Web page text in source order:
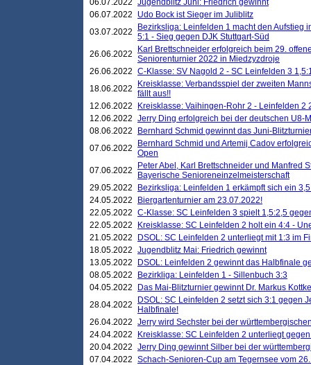
06.07.2022 Jugendblitz Juni: Friedrich gewinnt
06.07.2022
Udo Bock ist Sieger im Juliblitz
03.07.2022
Bezirksliga: Leinfelden 1 macht den Aufstieg
5:1 - Sieg gegen DJK Stuttgart-Süd
26.06.2022
Karl Brettschneider erfolgreich beim 29.
Seniorenturnier 2022 in Miedzyzdroje
26.06.2022 C-Klasse: SV Nagold 2 - SC Leinfelden 3
18.06.2022
Kreisklasse: Verbandsspiel der zweiten
fällt aus!!
12.06.2022
Kreisklasse: Vaihingen-Rohr 2 - Leinfelden 2
12.06.2022 Jerry Ding erfolgreich bei der deutschen U8-
08.06.2022
Bernhard Schmid gewinnt das Juni-
07.06.2022
Bernhard Schmid und Artemij Cadov
Open
07.06.2022
Peter Abel, Karl Brettschneider und Manfred
Bayerische Senioreneinzelmeisterschaft
29.05.2022
Bezirksliga: Leinfelden 1 erkämpft sich ein
24.05.2022
Biergartenturnier am 23.07.2022!
22.05.2022 C-Klasse: SC Leinfelden 3 spielt 1,5:2,5
22.05.2022
Kreisklasse: SC Leinfelden 2 holt ein 4:4 -
21.05.2022
DSOL: SC Leinfelden 2 unterliegt mit 1:3 im
18.05.2022 Jugendblitz Mai: Friedrich gewinnt
13.05.2022
DSOL: Leinfelden 2 gewinnt das Halbfinale
08.05.2022
Bezirkliga: Leinfelden 1 - Sillenbuch 3:3
04.05.2022
Das Mai-Blitzturnier gewinnt Dr. Markus
28.04.2022
DSOL: SC Leinfelden 2 setzt sich 3:1 gegen
Halbfinale!
26.04.2022 Jerry wird Sechster bei der
24.04.2022
Kreisklasse: SC Leinfelden 2 unterliegt
20.04.2022 Jerry Ding gewinnt Silber bei der
07.04.2022 Schach-Senioren-Cup am Tegernsee vom